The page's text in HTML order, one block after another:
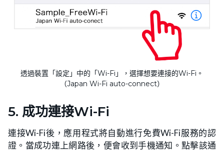
透過裝置「設定」中的「Wi-Fi」，選擇想要連接的Wi-Fi。
（Japan Wi-Fi auto-connect）
5. 成功連接Wi-Fi
連接Wi-Fi後，應用程式將自動進行免費Wi-Fi服務的認
證。當成功連上網路後，便會收到手機通知。點擊該通